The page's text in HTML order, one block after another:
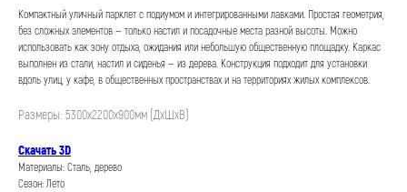
Компактный уличный парклет с подиумом и интегрированными лавками. Простая геометрия,
без сложных элементов — только настил и посадочные места разной высоты. Можно
использовать как зону отдыха, ожидания или небольшую общественную площадку. Каркас
выполнен из стали, настил и сиденья — из дерева. Конструкция подходит для установки
вдоль улиц, у кафе, в общественных пространствах и на территориях жилых комплексов.
Размеры: 5300х2200х900мм (ДхШхВ)
Скачать 3D
Материалы: Сталь, дерево
Сезон: Лето